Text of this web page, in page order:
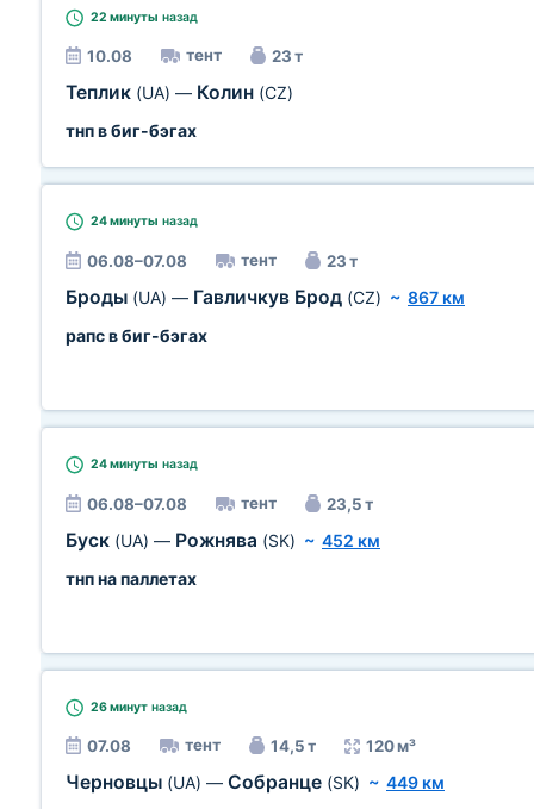
22 минуты назад
10.08 тент 23 т
Теплик (UA) — Колин (CZ)
тнп в биг-бэгах
24 минуты назад
06.08–07.08 тент 23 т
Броды (UA) — Гавличкув Брод (CZ) ~ 867 км
рапс в биг-бэгах
24 минуты назад
06.08–07.08 тент 23,5 т
Буск (UA) — Рожнява (SK) ~ 452 км
тнп на паллетах
26 минут назад
07.08 тент 14,5 т 120 м³
Черновцы (UA) — Собранце (SK) ~ 449 км